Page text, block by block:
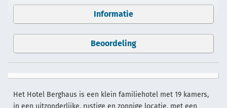
Informatie
Beoordeling
Het Hotel Berghaus is een klein familiehotel met 19 kamers,
in een uitzonderlijke, rustige en zonnige locatie, met een